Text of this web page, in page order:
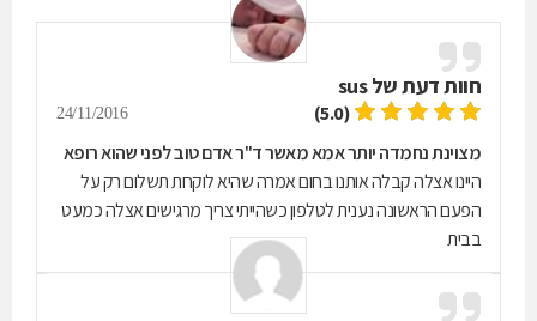
חוות דעת שלsus
(5.0)
24/11/2016
מצוינת נחמדה יותר אמא מאשר ד"ר אדם טוב לפני שהוא רופא
היינו אצלה קבלה אותנו בחום אמרה שהיא לוקחת תשלום רק על
הפעם הראשונה נענית לטלפון כשהייתי צריך מרגישים אצלה כמעט
בבית